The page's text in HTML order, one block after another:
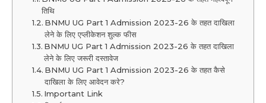
तिथि
BNMU UG Part 1 Admission 2023-26 के तहत दाखिला
लेने के लिए एप्लीकेशन शुल्क फीस
BNMU UG Part 1 Admission 2023-26 के तहत दाखिला
लेने के लिए जरूरी दस्तावेज
BNMU UG Part 1 Admission 2023-26 के तहत कैसे
दाखिला के लिए आवेदन करे?
Important Link